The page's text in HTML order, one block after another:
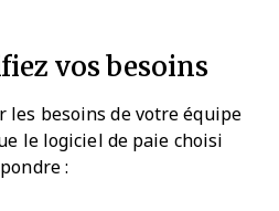
vos besoins
les besoins de votre équipe
le logiciel de paie choisi
: